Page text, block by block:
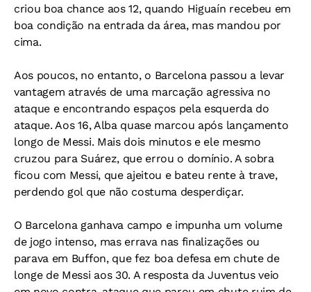
criou boa chance aos 12, quando Higuaín recebeu em
boa condição na entrada da área, mas mandou por
cima.
Aos poucos, no entanto, o Barcelona passou a levar
vantagem através de uma marcação agressiva no
ataque e encontrando espaços pela esquerda do
ataque. Aos 16, Alba quase marcou após lançamento
longo de Messi. Mais dois minutos e ele mesmo
cruzou para Suárez, que errou o domínio. A sobra
ficou com Messi, que ajeitou e bateu rente à trave,
perdendo gol que não costuma desperdiçar.
O Barcelona ganhava campo e impunha um volume
de jogo intenso, mas errava nas finalizações ou
parava em Buffon, que fez boa defesa em chute de
longe de Messi aos 30. A resposta da Juventus veio